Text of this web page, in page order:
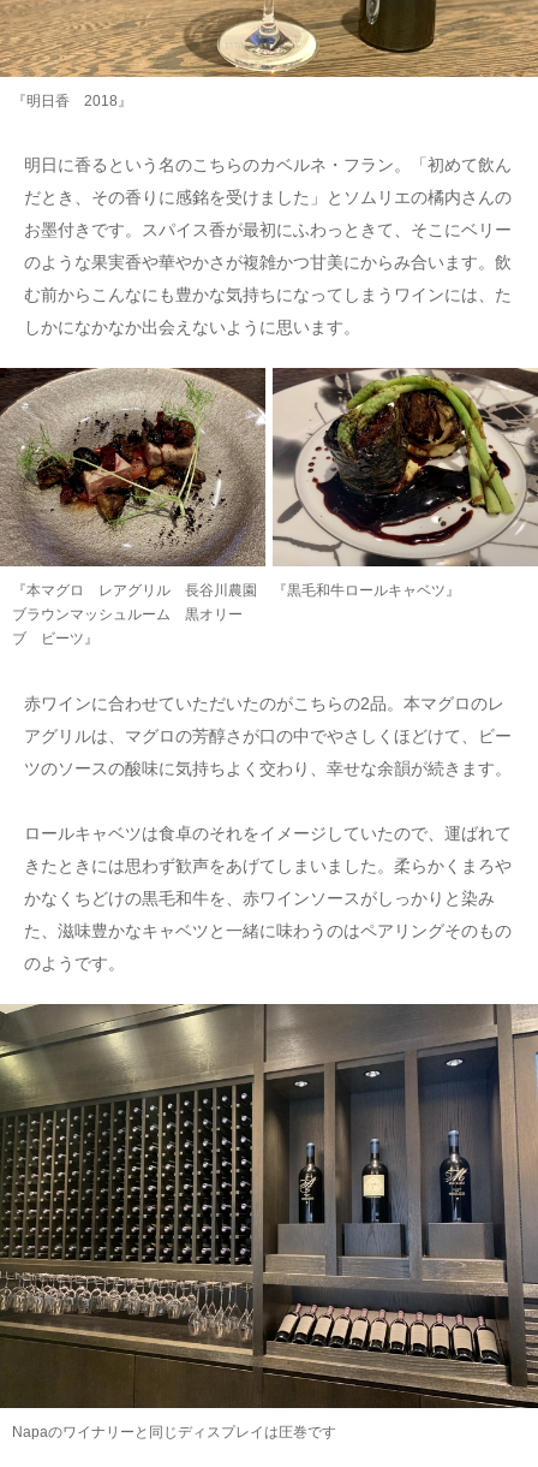
『明日香 2018』
明日に香るという名のこちらのカベルネ・フラン。「初めて飲ん
だとき、その香りに感銘を受けました」とソムリエの橘内さんの
お墨付きです。スパイス香が最初にふわっときて、そこにベリー
のような果実香や華やかさが複雑かつ甘美にからみ合います。飲
む前からこんなにも豊かな気持ちになってしまうワインには、た
しかになかなか出会えないように思います。
『本マグロ レアグリル 長谷川農園
ブラウンマッシュルーム 黒オリー
ブ ビーツ』
『黒毛和牛ロールキャベツ』
赤ワインに合わせていただいたのがこちらの2品。本マグロのレ
アグリルは、マグロの芳醇さが口の中でやさしくほどけて、ビー
ツのソースの酸味に気持ちよく交わり、幸せな余韻が続きます。
ロールキャベツは食卓のそれをイメージしていたので、運ばれて
きたときには思わず歓声をあげてしまいました。柔らかくまろや
かなくちどけの黒毛和牛を、赤ワインソースがしっかりと染み
た、滋味豊かなキャベツと一緒に味わうのはペアリングそのもの
のようです。
Napaのワイナリーと同じディスプレイは圧巻です